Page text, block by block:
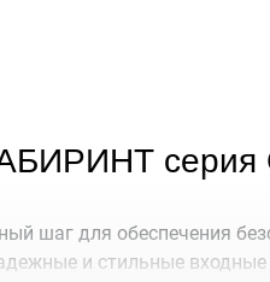
шаг для обеспечения
и стильные входные